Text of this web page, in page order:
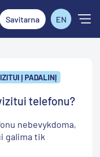
Savitarna EN
Į PADALINĮ
telefonu?
nebevykdoma,
galima tik